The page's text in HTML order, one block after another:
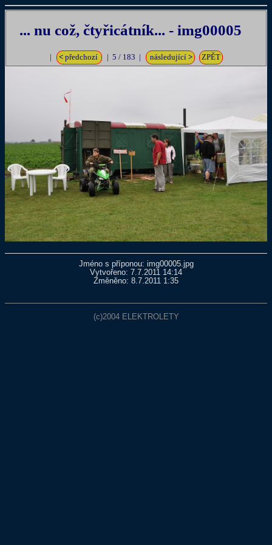
... nu což, čtyřicátník... - img00005
< předchozí | 5 / 183 | následující > ZPĚT
Jméno s příponou: img00005.jpg
Vytvořeno: 7.7.2011 14:14
Změněno: 8.7.2011 1:35
(c)2004 ELEKTROLETY